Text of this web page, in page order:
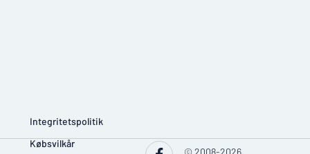
Integritetspolitik
Købsvilkår
© 2008-2026,